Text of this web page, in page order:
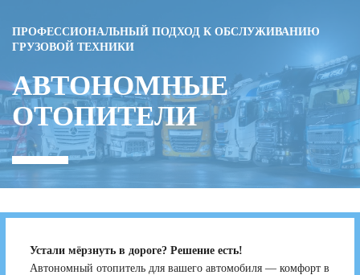
ПРОФЕССИОНАЛЬНЫЙ ПОДХОД К ОБСЛУЖИВАНИЮ
ГРУЗОВОЙ ТЕХНИКИ
АВТОНОМНЫЕ
ОТОПИТЕЛИ
Устали мёрзнуть в дороге? Решение есть!
Автономный отопитель для вашего автомобиля — комфорт в